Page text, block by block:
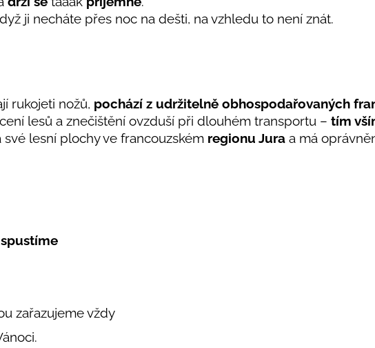
ji necháte přes noc na dešti, na vzhledu to není znát.
rukojeti nožů, pochází z udržitelně obhospodařovaných
lesů a znečištění ovzduší při dlouhém transportu – tím
lesní plochy ve francouzském regionu Jura a má
zařazujeme vždy